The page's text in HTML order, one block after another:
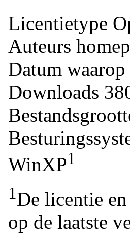
Licentietype
Auteurs
Datum
Downloads
WinXP1
1De licentie
op de laatste